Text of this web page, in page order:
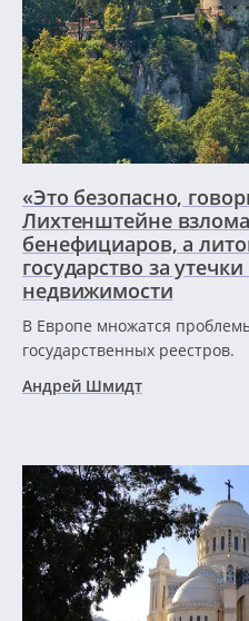
«Это безопасно,
Лихтенштейне
бенефициаров, а
государство за
недвижимости
В Европе множатся
государственных реестров.
Андрей Шмидт